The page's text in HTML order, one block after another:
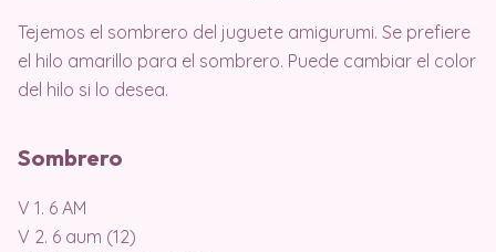
Tejemos el sombrero del juguete amigurumi. Se prefiere
el hilo amarillo para el sombrero. Puede cambiar el color
del hilo si lo desea.
Sombrero
V 1. 6 AM
V 2. 6 aum (12)